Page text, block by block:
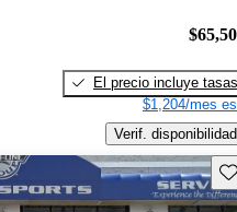
El precio incluye tasas
$1,204/mes
Verif. disponibilidad